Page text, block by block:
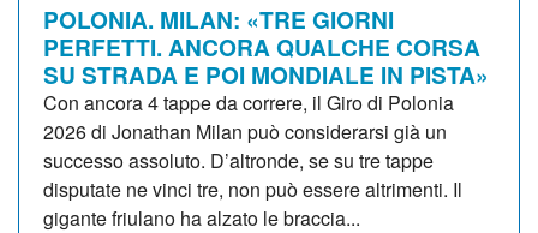
POLONIA. MILAN: «TRE GIORNI
PERFETTI. ANCORA QUALCHE CORSA
SU STRADA E POI MONDIALE IN PISTA»
Con ancora 4 tappe da correre, il Giro di Polonia
2026 di Jonathan Milan può considerarsi già un
successo assoluto. D’altronde, se su tre tappe
disputate ne vinci tre, non può essere altrimenti. Il
gigante friulano ha alzato le braccia...